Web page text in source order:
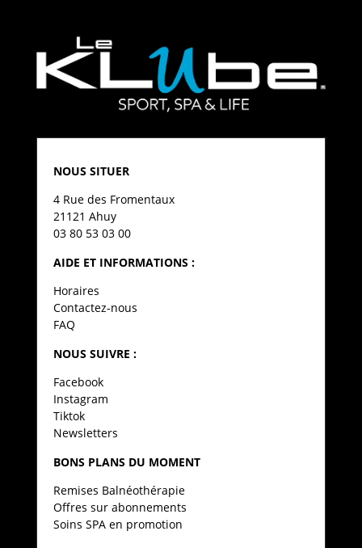
NOUS SITUER
4 Rue des Fromentaux
21121 Ahuy
03 80 53 03 00
AIDE ET INFORMATIONS :
Horaires
Contactez-nous
FAQ
NOUS SUIVRE :
Facebook
Instagram
Tiktok
Newsletters
BONS PLANS DU MOMENT
Remises Balnéothérapie
Offres sur abonnements
Soins SPA en promotion